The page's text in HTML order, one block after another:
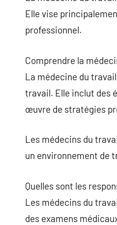
Elle vise
professionnel.
Comprendre la
La médecine du
travail. Elle inclut des
œuvre de stratégies
Les médecins du
un environnement de
Quelles sont les
Les médecins du
des examens